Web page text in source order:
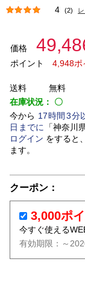
4 (2)
価格
ポイント
4,948ポ
送料
無料
在庫状況： 〇
今から 17時間 3分
日 までに 「神奈川
ログイン をすると
ます。
クーポン：
3,000ポ
今すぐ使える
有効期限：～